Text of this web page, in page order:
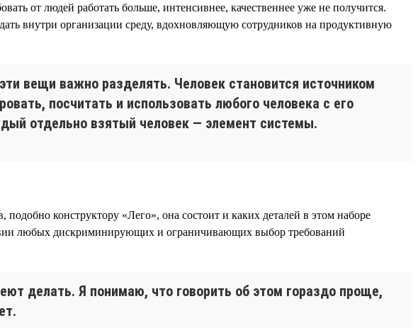
от людей работать больше, интенсивнее, качественнее уже не получится.
внутри организации среду, вдохновляющую сотрудников на продуктивную
вещи важно разделять. Человек становится источником
посчитать и использовать любого человека с его
отдельно взятый человек — элемент системы.
конструктору «Лего», она состоит и каких деталей в этом наборе
любых дискриминирующих и ограничивающих выбор требований
делать. Я понимаю, что говорить об этом гораздо проще,